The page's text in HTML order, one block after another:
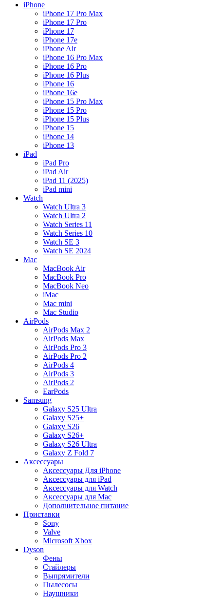
iPhone
iPhone 17 Pro Max
iPhone 17 Pro
iPhone 17
iPhone 17e
iPhone Air
iPhone 16 Pro Max
iPhone 16 Pro
iPhone 16 Plus
iPhone 16
iPhone 16e
iPhone 15 Pro Max
iPhone 15 Pro
iPhone 15 Plus
iPhone 15
iPhone 14
iPhone 13
iPad
iPad Pro
iPad Air
iPad 11 (2025)
iPad mini
Watch
Watch Ultra 3
Watch Ultra 2
Watch Series 11
Watch Series 10
Watch SE 3
Watch SE 2024
Mac
MacBook Air
MacBook Pro
MacBook Neo
iMac
Mac mini
Mac Studio
AirPods
AirPods Max 2
AirPods Max
AirPods Pro 3
AirPods Pro 2
AirPods 4
AirPods 3
AirPods 2
EarPods
Samsung
Galaxy S25 Ultra
Galaxy S25+
Galaxy S26
Galaxy S26+
Galaxy S26 Ultra
Galaxy Z Fold 7
Аксессуары
Аксессуары Для iPhone
Аксессуары для iPad
Аксессуары для Watch
Аксессуары для Mac
Дополнительное питание
Приставки
Sony
Valve
Microsoft Xbox
Dyson
Фены
Стайлеры
Выпрямители
Пылесосы
Наушники